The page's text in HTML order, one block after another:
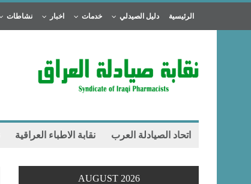
الرئيسية دليل الصيدلي خدمات اخبار نشاطات
اتحاد الصيادلة العرب نقابة الاطباء العراقية
AUGUST 2026